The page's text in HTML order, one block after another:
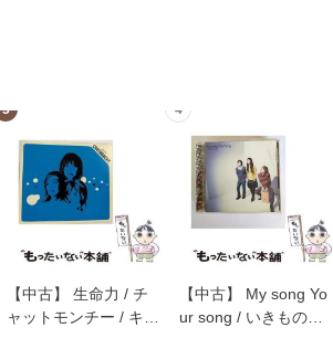
3
【中古】 生命力 / チ
ャットモンチー / キュ
4
【中古】 My song Yo
ur song / いきものが